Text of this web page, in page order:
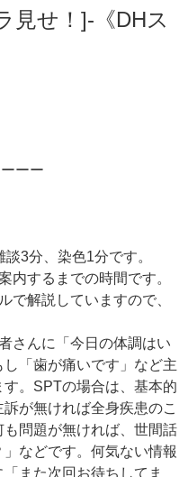
見せ！]-《DHス
ーー
3分、染色1分です。
するまでの時間です。
で解説していますので、
さんに「今日の体調はい
「歯が痛いです」など主
。SPTの場合は、基本的
が無ければ全身疾患のこ
問題が無ければ、世間話
などです。何気ない情報
また次回お待ちしてま